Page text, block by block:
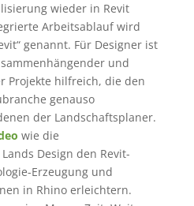
wieder in Revit
Arbeitsablauf wird
genannt. Für Designer ist
und
Projekte hilfreich, die den
genauso
der Landschaftsplaner.
wie die
Design den Revit-
Erzeugung und
in Rhino erleichtern.